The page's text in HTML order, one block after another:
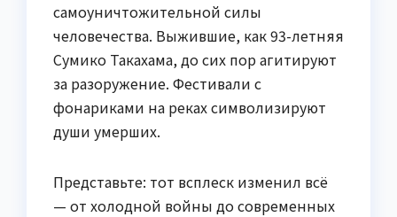
самоуничтожительной силы
человечества. Выжившие, как 93-летняя
Сумико Такахама, до сих пор агитируют
за разоружение. Фестивали с
фонариками на реках символизируют
души умерших.
Представьте: тот всплеск изменил всё
— от холодной войны до современных